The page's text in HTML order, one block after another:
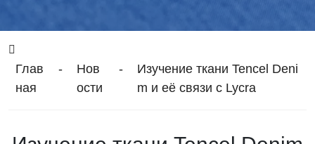
Глав
ная
-
Нов
ости
-
Изучение ткани Tencel Deni
m и её связи с Lycra